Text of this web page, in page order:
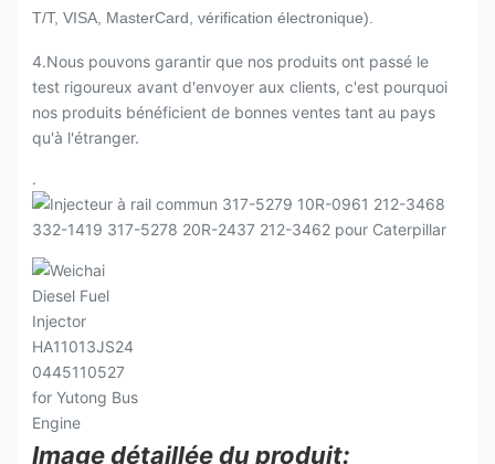
T/T, VISA, MasterCard, vérification électronique).
4.Nous pouvons garantir que nos produits ont passé le
test rigoureux avant d'envoyer aux clients, c'est pourquoi
nos produits bénéficient de bonnes ventes tant au pays
qu'à l'étranger.
.
Image détaillée du produit: